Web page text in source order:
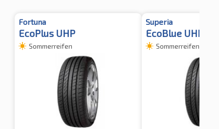
Fortuna
EcoPlus UHP
Sommerreifen
Superia
EcoBlue UHP XL
Sommerreifen